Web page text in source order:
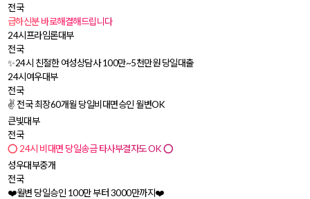
전국
‼️급하신분 바로해결해드립니다‼️
24시프라임론대부
전국
✨24시 친절한 여성상담사 100만~5천만원 당일대출
24시여우대부
전국
✌️ 전국 최장60개월 당일비대면승인 월변OK
큰빛대부
전국
⭕ 24시 비대면 당일송금 타사부결자도 OK ⭕
성우대부중개
전국
❤️월변 당일승인 100만 부터 3000만까지❤️